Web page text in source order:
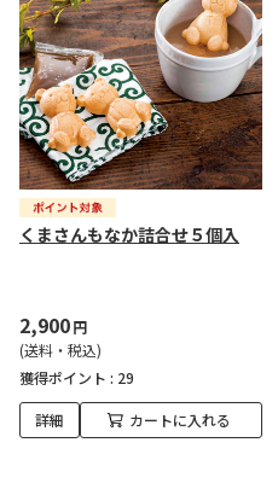
くまさんもなか詰合せ５個入
2,900円
(送料・税込)
獲得ポイント : 29
詳細 カートに入れる